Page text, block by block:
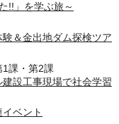
!!」を学ぶ旅～
験＆金出地ダム探検ツア
課・第2課
設工事現場で社会学習
ベント